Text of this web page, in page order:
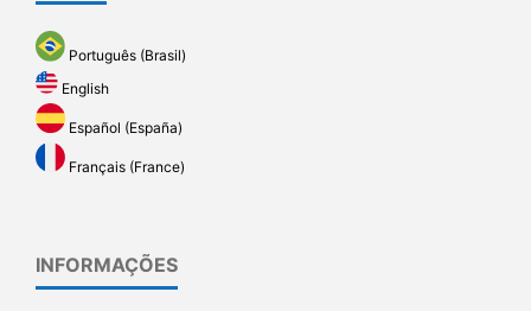
Português (Brasil)
English
Español (España)
Français (France)
INFORMAÇÕES